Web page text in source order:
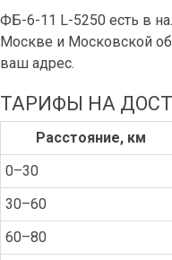
ФБ-6-11 L-5250 есть в
Москве и Московской
ваш адрес.
ТАРИФЫ НА
Расстояние, км
0–30
30–60
60–80